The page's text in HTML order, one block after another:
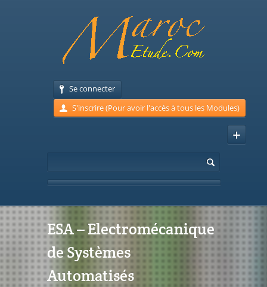
Se connecter
S'inscrire (Pour avoir l'accès à tous les Modules)
ESA – Electromécanique
de Systèmes
Automatisés